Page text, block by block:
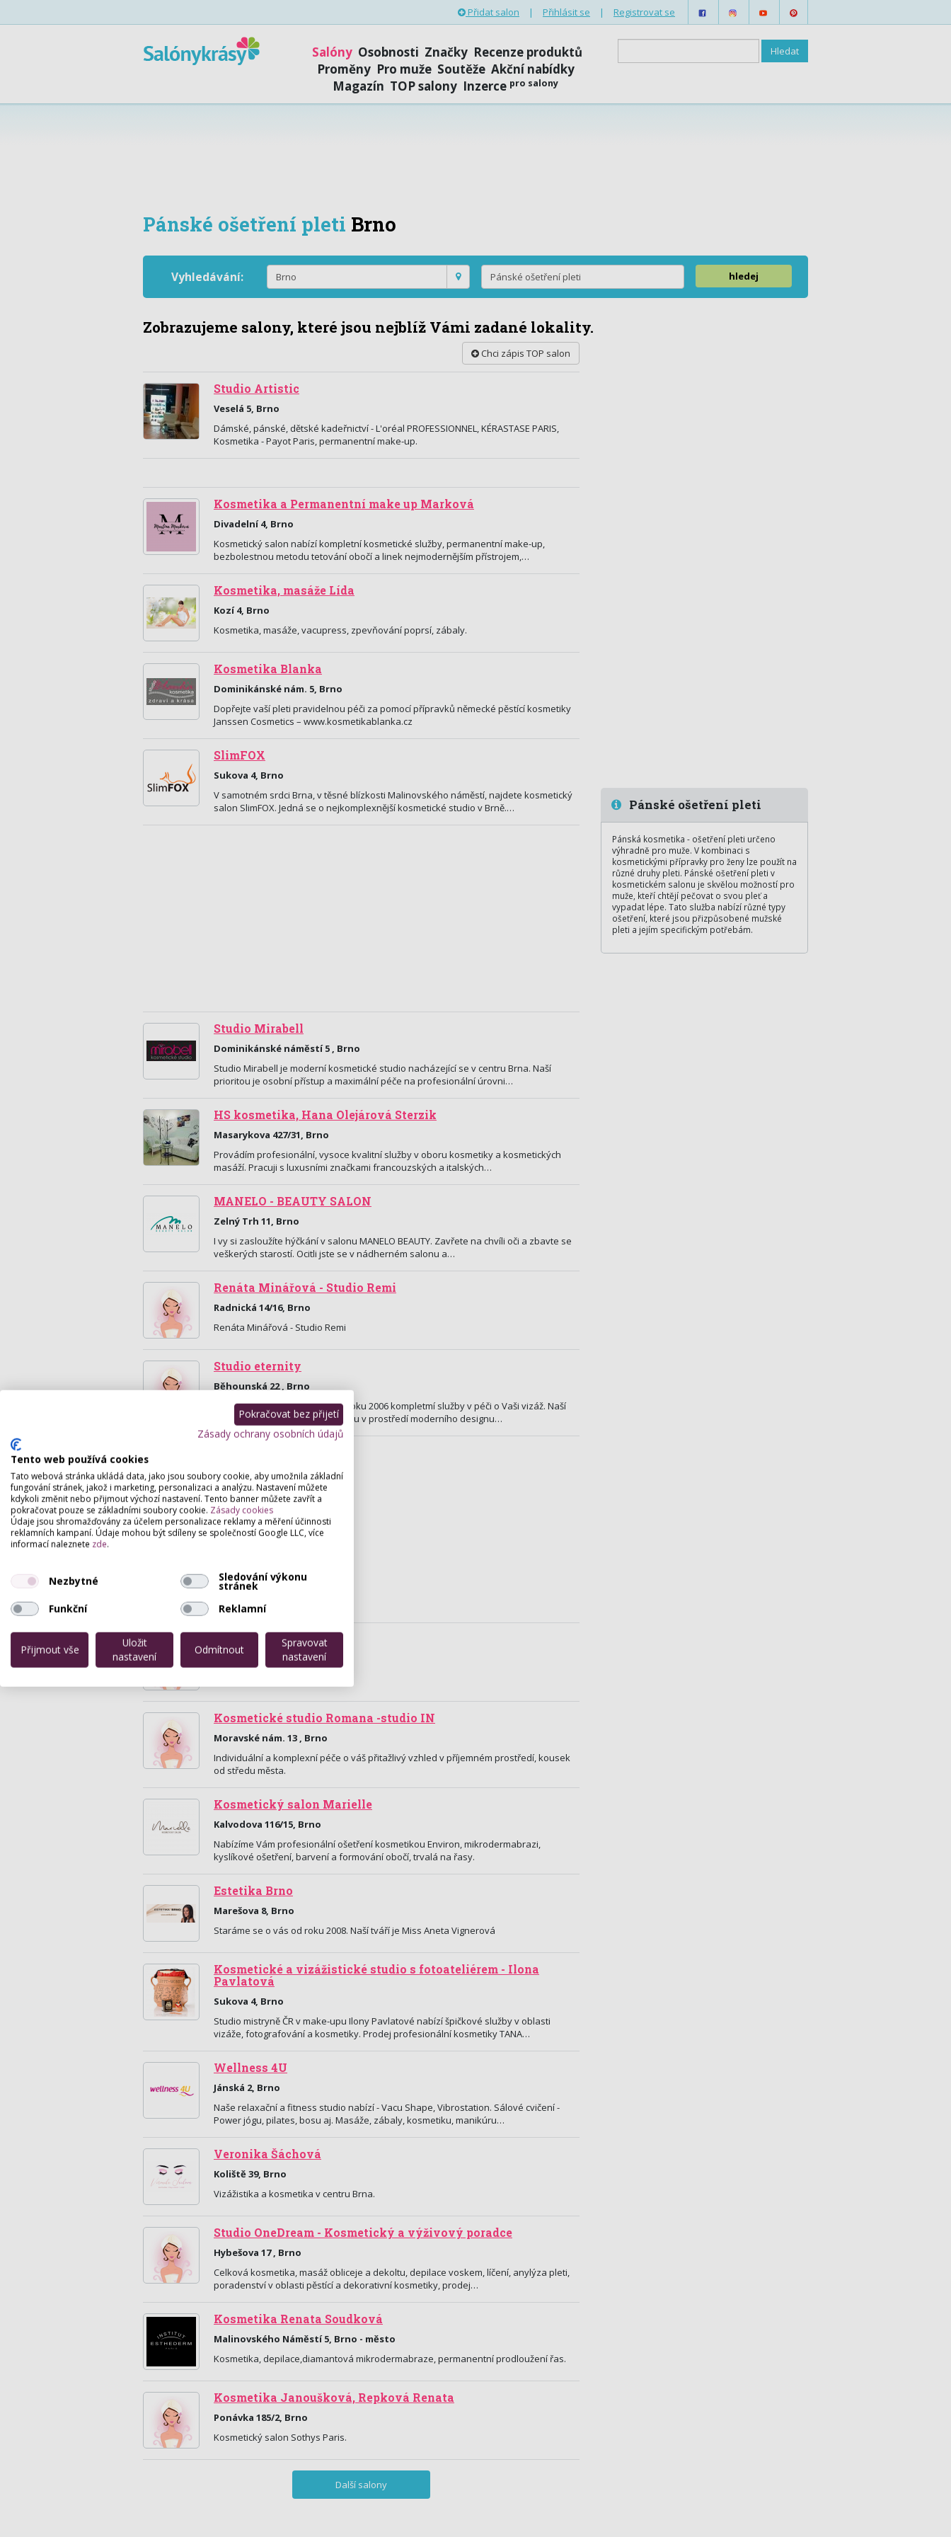
Přidat salon | Přihlásit se | Registrovat se
Salóny Osobnosti Značky Recenze produktů
Proměny Pro muže Soutěže Akční nabídky
Magazín TOP salony Inzerce pro salony
Pánské ošetření pleti Brno
Vyhledávání: hledej
Zobrazujeme salony, které jsou nejblíž Vámi zadané lokality.
Chci zápis TOP salon
Studio Artistic
Veselá 5, Brno
Dámské, pánské, dětské kadeřnictví - L'oréal PROFESSIONNEL, KÉRASTASE PARIS,
Kosmetika - Payot Paris, permanentní make-up.
Kosmetika a Permanentní make up Marková
Divadelní 4, Brno
Kosmetický salon nabízí kompletní kosmetické služby, permanentní make-up,
bezbolestnou metodu tetování obočí a linek nejmodernějším přístrojem,…
Kosmetika, masáže Lída
Kozí 4, Brno
Kosmetika, masáže, vacupress, zpevňování poprsí, zábaly.
Kosmetika Blanka
Dominikánské nám. 5, Brno
Dopřejte vaší pleti pravidelnou péči za pomocí přípravků německé pěstící kosmetiky
Janssen Cosmetics – www.kosmetikablanka.cz
SlimFOX
Sukova 4, Brno
V samotném srdci Brna, v těsné blízkosti Malinovského náměstí, najdete kosmetický
salon SlimFOX. Jedná se o nejkomplexnější kosmetické studio v Brně.…
Studio Mirabell
Dominikánské náměstí 5 , Brno
Studio Mirabell je moderní kosmetické studio nacházející se v centru Brna. Naší
prioritou je osobní přístup a maximální péče na profesionální úrovni…
HS kosmetika, Hana Olejárová Sterzik
Masarykova 427/31, Brno
Provádím profesionální, vysoce kvalitní služby v oboru kosmetiky a kosmetických
masáží. Pracuji s luxusními značkami francouzských a italských…
MANELO - BEAUTY SALON
Zelný Trh 11, Brno
I vy si zasloužíte hýčkání v salonu MANELO BEAUTY. Zavřete na chvíli oči a zbavte se
veškerých starostí. Ocitli jste se v nádherném salonu a…
Renáta Minářová - Studio Remi
Radnická 14/16, Brno
Renáta Minářová - Studio Remi
Studio eternity
Běhounská 22 , Brno
Studio Eternity poskytuje již od roku 2006 kompletmí služby v péči o Vaši vizáž. Naší
snahou je poskytnout Vám kvalitu v prostředí moderního designu…
Ivona Holzbecherová
Zelný Trh 10, Brno
Kosmetické studio Romana -studio IN
Moravské nám. 13 , Brno
Individuální a komplexní péče o váš přitažlivý vzhled v příjemném prostředí, kousek
od středu města.
Kosmetický salon Marielle
Kalvodova 116/15, Brno
Nabízíme Vám profesionální ošetření kosmetikou Environ, mikrodermabrazi,
kyslíkové ošetření, barvení a formování obočí, trvalá na řasy.
Estetika Brno
Marešova 8, Brno
Staráme se o vás od roku 2008. Naší tváří je Miss Aneta Vignerová
Kosmetické a vizážistické studio s fotoateliérem - Ilona
Pavlatová
Sukova 4, Brno
Studio mistryně ČR v make-upu Ilony Pavlatové nabízí špičkové služby v oblasti
vizáže, fotografování a kosmetiky. Prodej profesionální kosmetiky TANA…
Wellness 4U
Jánská 2, Brno
Naše relaxační a fitness studio nabízí - Vacu Shape, Vibrostation. Sálové cvičení -
Power jógu, pilates, bosu aj. Masáže, zábaly, kosmetiku, manikúru…
Veronika Šáchová
Koliště 39, Brno
Vizážistika a kosmetika v centru Brna.
Studio OneDream - Kosmetický a výživový poradce
Hybešova 17 , Brno
Celková kosmetika, masáž obliceje a dekoltu, depilace voskem, líčení, anylýza pleti,
poradenství v oblasti pěstící a dekorativní kosmetiky, prodej…
Kosmetika Renata Soudková
Malinovského Náměstí 5, Brno - město
Kosmetika, depilace,diamantová mikrodermabraze, permanentní prodloužení řas.
Kosmetika Janoušková, Repková Renata
Ponávka 185/2, Brno
Kosmetický salon Sothys Paris.
Další salony
Pánské ošetření pleti
Pánská kosmetika - ošetření pleti určeno
výhradně pro muže. V kombinaci s
kosmetickými přípravky pro ženy lze použít na
různé druhy pleti. Pánské ošetření pleti v
kosmetickém salonu je skvělou možností pro
muže, kteří chtějí pečovat o svou pleť a
vypadat lépe. Tato služba nabízí různé typy
ošetření, které jsou přizpůsobené mužské
pleti a jejím specifickým potřebám.
Pokračovat bez přijetí
Zásady ochrany osobních údajů
Tento web používá cookies
Tato webová stránka ukládá data, jako jsou soubory cookie, aby umožnila základní
fungování stránek, jakož i marketing, personalizaci a analýzu. Nastavení můžete
kdykoli změnit nebo přijmout výchozí nastavení. Tento banner můžete zavřít a
pokračovat pouze se základními soubory cookie. Zásady cookies
Údaje jsou shromažďovány za účelem personalizace reklamy a měření účinnosti
reklamních kampaní. Údaje mohou být sdíleny se společností Google LLC, více
informací naleznete zde.
Nezbytné Sledování výkonu
stránek
Funkční
Reklamní
Přijmout vše
Uložit
nastavení
Odmítnout
Spravovat
nastavení